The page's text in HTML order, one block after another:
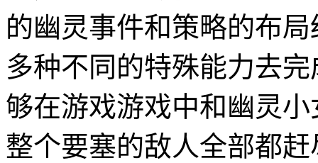
的幽灵事件和策略的布
多种不同的特殊能力去
够在游戏游戏中和幽灵
整个要塞的敌人全部都